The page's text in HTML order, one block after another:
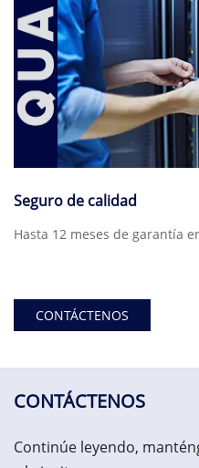
Seguro de calidad
Hasta 12 meses de garantía
CONTÁCTENOS
CONTÁCTENOS
Continúe leyendo,